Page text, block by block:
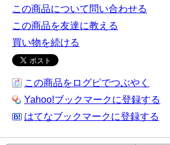
この商品について問い合わせる
この商品を友達に教える
買い物を続ける
この商品をログピでつぶやく
Yahoo!ブックマークに登録する
はてなブックマークに登録する